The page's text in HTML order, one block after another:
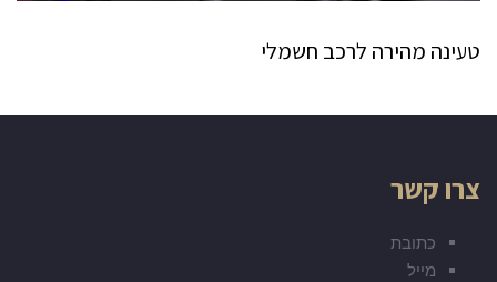
טעינה מהירה לרכב חשמלי
צרו קשר
כתובת
מייל